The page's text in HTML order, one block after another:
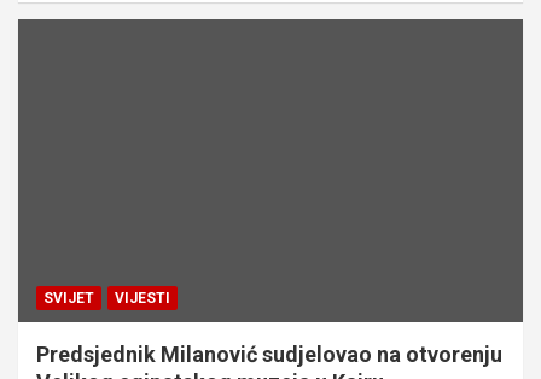
SVIJET VIJESTI
Predsjednik Milanović sudjelovao na otvorenju